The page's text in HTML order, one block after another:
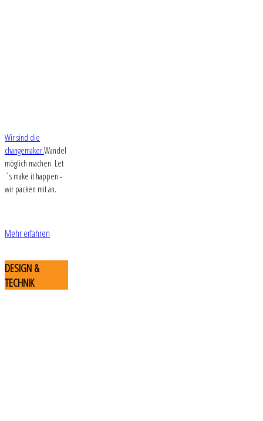
Wir sind die
changemaker.Wandel
möglich machen. Let
´s make it happen -
wir packen mit an.
Mehr erfahren
DESIGN &
TECHNIK